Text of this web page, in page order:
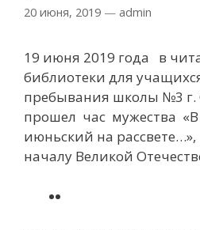
20 июня, 2019 — admin
19 июня 2019 года в
библиотеки для
пребывания школы №3 г.
прошел час мужества «В
июньский на
началу Великой